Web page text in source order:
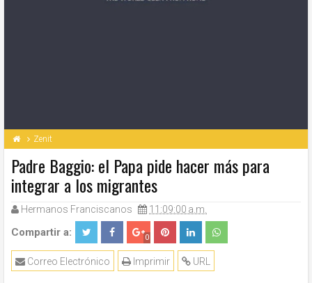
Zenit
Padre Baggio: el Papa pide hacer más para
integrar a los migrantes
Hermanos Franciscanos 11:09:00 a.m.
Compartir a: 0
URL
Imprimir
Correo Electrónico